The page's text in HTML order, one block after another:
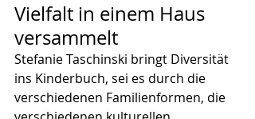
Vielfalt in einem Haus
versammelt
Stefanie Taschinski bringt Diversität
ins Kinderbuch, sei es durch die
verschiedenen Familienformen, die